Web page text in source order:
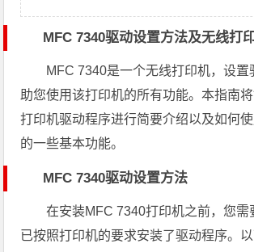
MFC 7340驱动设置方法及无线打
MFC 7340是一个无线打印机，设置
助您使用该打印机的所有功能。本指南
打印机驱动程序进行简要介绍以及如何
的一些基本功能。
MFC 7340驱动设置方法
在安装MFC 7340打印机之前，您需
已按照打印机的要求安装了驱动程序。